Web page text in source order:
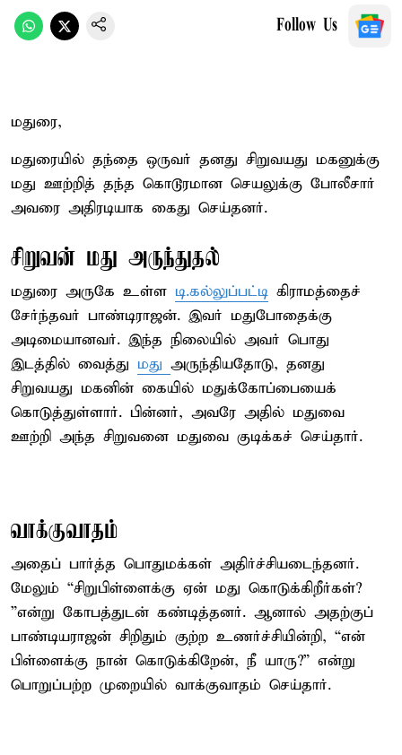
Follow Us
மதுரை,
மதுரையில் தந்தை ஒருவர் தனது சிறுவயது மகனுக்கு
மது ஊற்றித் தந்த கொடூரமான செயலுக்கு போலீசார்
அவரை அதிரடியாக கைது செய்தனர்.
சிறுவன் மது அருந்துதல்
மதுரை அருகே உள்ள டி.கல்லுப்பட்டி கிராமத்தைச்
சேர்ந்தவர் பாண்டிராஜன். இவர் மதுபோதைக்கு
அடிமையானவர். இந்த நிலையில் அவர் பொது
இடத்தில் வைத்து மது அருந்தியதோடு, தனது
சிறுவயது மகனின் கையில் மதுக்கோப்பையைக்
கொடுத்துள்ளார். பின்னர், அவரே அதில் மதுவை
ஊற்றி அந்த சிறுவனை மதுவை குடிக்கச் செய்தார்.
வாக்குவாதம்
அதைப் பார்த்த பொதுமக்கள் அதிர்ச்சியடைந்தனர்.
மேலும் “சிறுபிள்ளைக்கு ஏன் மது கொடுக்கிறீர்கள்?
”என்று கோபத்துடன் கண்டித்தனர். ஆனால் அதற்குப்
பாண்டியராஜன் சிறிதும் குற்ற உணர்ச்சியின்றி, “என்
பிள்ளைக்கு நான் கொடுக்கிறேன், நீ யாரு?” என்று
பொறுப்பற்ற முறையில் வாக்குவாதம் செய்தார்.